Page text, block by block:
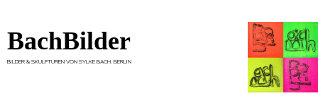
BachBilder
BILDER & SKULPTUREN VON SYLKE BACH, BERLIN